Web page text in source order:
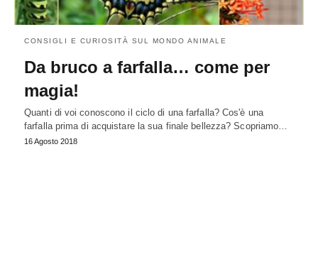
CONSIGLI E CURIOSITÀ SUL MONDO ANIMALE
Da bruco a farfalla… come per
magia!
Quanti di voi conoscono il ciclo di una farfalla? Cos'è una
farfalla prima di acquistare la sua finale bellezza? Scopriamo…
16 Agosto 2018